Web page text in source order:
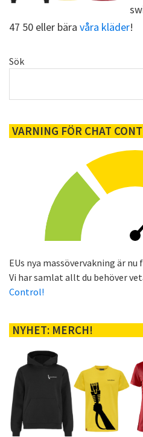
47 50 eller bära våra kläder!
Primärt
Sök
VARNING FÖR CHAT
EUs nya massövervakning är
Vi har samlat allt du behöver
Control!
NYHET: MERCH!